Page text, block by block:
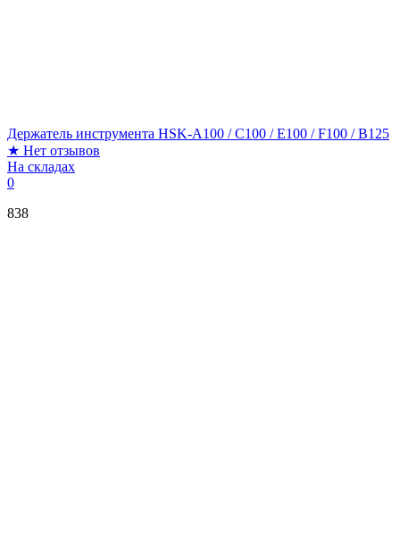
Держатель инструмента HSK-A100 / C100 / E100 / F100 / B125
★ Нет отзывов
На складах
0
838